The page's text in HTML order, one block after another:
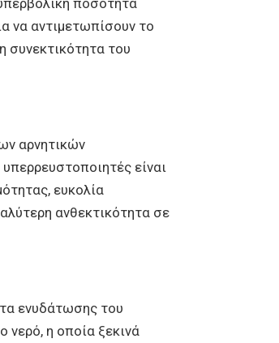
να αντιμετωπίσουν το
συνεκτικότητα του
αρνητικών
είναι
ευκολία
ανθεκτικότητα σε
ενυδάτωσης του
νερό, η οποία ξεκινά